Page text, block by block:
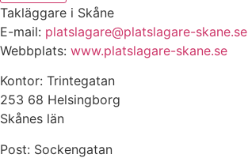
Takläggare i Skåne
E-mail: platslagare@platslagare-skane.se
Webbplats: www.platslagare-skane.se
Kontor: Trintegatan
253 68 Helsingborg
Skånes län
Post: Sockengatan